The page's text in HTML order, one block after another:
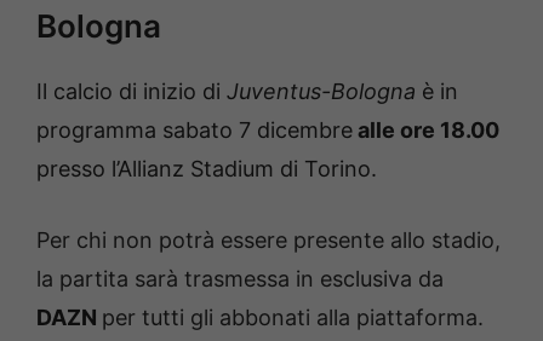
Bologna
Il calcio di inizio di Juventus-Bologna è in
programma sabato 7 dicembrealle ore 18.00
presso l’Allianz Stadium di Torino.
Per chi non potrà essere presente allo stadio,
la partita sarà trasmessa in esclusiva da
DAZN per tutti gli abbonati alla piattaforma.